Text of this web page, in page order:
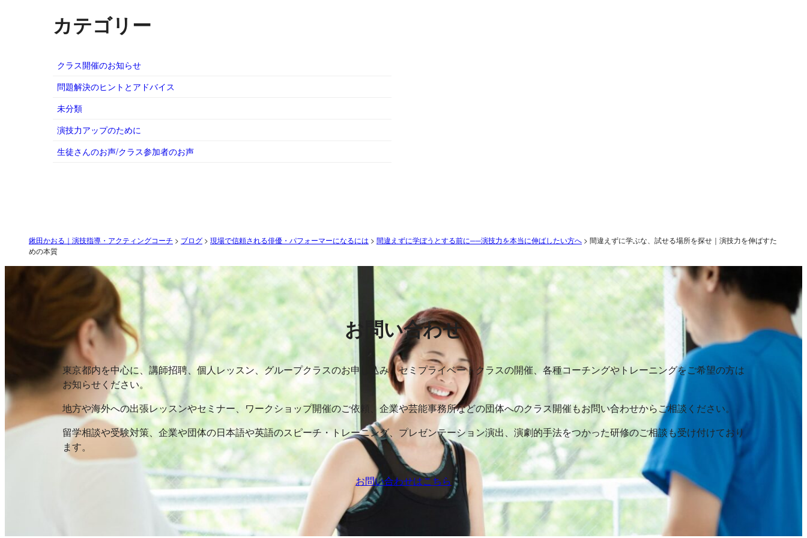
カテゴリー
クラス開催のお知らせ
問題解決のヒントとアドバイス
未分類
演技力アップのために
生徒さんのお声/クラス参加者のお声
鍬田かおる｜演技指導・アクティングコーチ > ブログ > 現場で信頼される俳優・パフォーマーになるには > 間違えずに学ぼうとする前に──演技力を本当に伸ばしたい方へ > 間違えずに学ぶな、試せる場所を探せ｜演技力を伸ばすた
めの本質
お問い合わせ
東京都内を中心に、講師招聘、個人レッスン、グループクラスのお申し込み、セミプライベートクラスの開催、各種コーチングやトレーニングをご希望の方は
お知らせください。
地方や海外への出張レッスンやセミナー、ワークショップ開催のご依頼、企業や芸能事務所などの団体へのクラス開催もお問い合わせからご相談ください。
留学相談や受験対策、企業や団体の日本語や英語のスピーチ・トレーニング、プレゼンテーション演出、演劇的手法をつかった研修のご相談も受け付けており
ます。
お問い合わせはこちら